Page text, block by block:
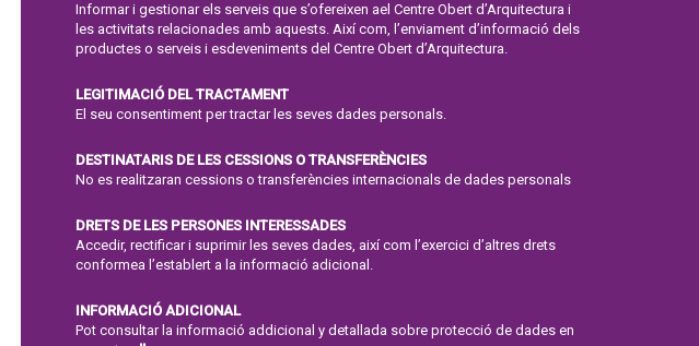
Informar i gestionar els serveis que s’ofereixen ael Centre Obert d’Arquitectura i
les activitats relacionades amb aquests. Així com, l’enviament d’informació dels
productes o serveis i esdeveniments del Centre Obert d’Arquitectura.
LEGITIMACIÓ DEL TRACTAMENT
El seu consentiment per tractar les seves dades personals.
DESTINATARIS DE LES CESSIONS O TRANSFERÈNCIES
No es realitzaran cessions o transferències internacionals de dades personals
DRETS DE LES PERSONES INTERESSADES
Accedir, rectificar i suprimir les seves dades, així com l’exercici d’altres drets
conformea l’establert a la informació adicional.
INFORMACIÓ ADICIONAL
Pot consultar la informació addicional y detallada sobre protecció de dades en